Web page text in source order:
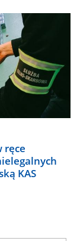
ręce
KAS